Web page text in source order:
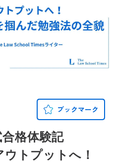
ブックマーク
合格体験記
トプットへ！